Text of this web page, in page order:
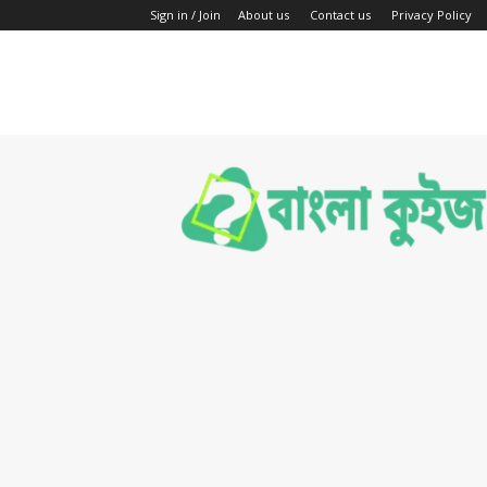
Sign in / Join About us Contact us Privacy Policy
Bengali
Quiz